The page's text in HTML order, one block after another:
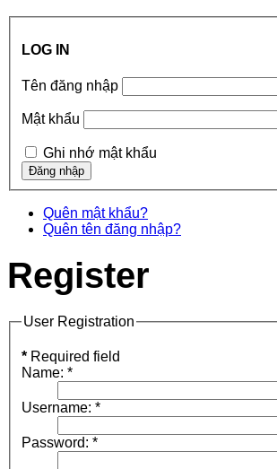
LOG IN
Tên đăng nhập
Mật khẩu
Ghi nhớ mật khẩu
Quên mật khẩu?
Quên tên đăng nhập?
Register
User Registration
* Required field
Name: *
Username: *
Password: *